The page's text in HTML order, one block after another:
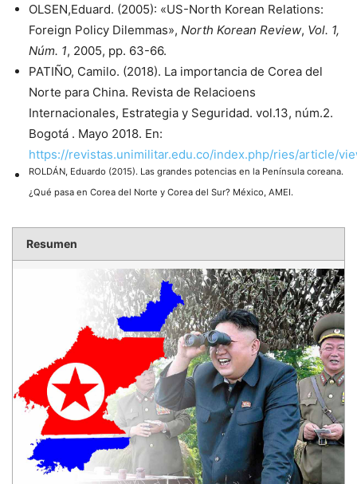
OLSEN,Eduard. (2005): «US-North Korean Relations:
Foreign Policy Dilemmas», North Korean Review, Vol. 1,
Núm. 1, 2005, pp. 63-66.
PATIÑO, Camilo. (2018). La importancia de Corea del
Norte para China. Revista de Relacioens
Internacionales, Estrategia y Seguridad. vol.13, núm.2.
Bogotá . Mayo 2018. En:
https://revistas.unimilitar.edu.co/index.php/ries/article/
ROLDÁN, Eduardo (2015). Las grandes potencias en la Península coreana.
¿Qué pasa en Corea del Norte y Corea del Sur? México, AMEI.
Resumen